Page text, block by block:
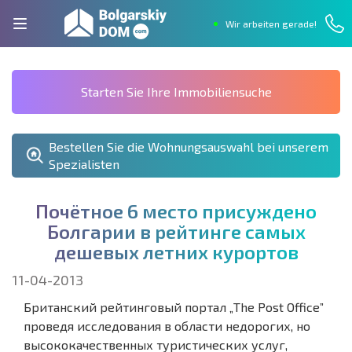
Wir arbeiten gerade!
Starten Sie Ihre Immobiliensuche
Bestellen Sie die Wohnungsauswahl bei unserem
Spezialisten
Почётное 6 место присуждено
Болгарии в рейтинге самых
дешевыхлетних курортов
11-04-2013
Британский рейтинговый портал „The Post Office”
проведя исследования в области недорогих, но
высококачественных туристических услуг,